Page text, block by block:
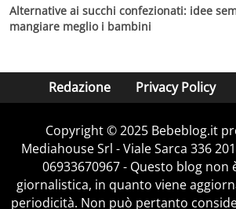
Alternative ai succhi confezionati: idee
mangiare meglio i bambini
Redazione Privacy Policy
Copyright © 2025 Bebeblog.it
Mediahouse Srl - Viale Sarca 336
06933670967 - Questo blog non
giornalistica, in quanto viene
periodicità. Non può pertanto